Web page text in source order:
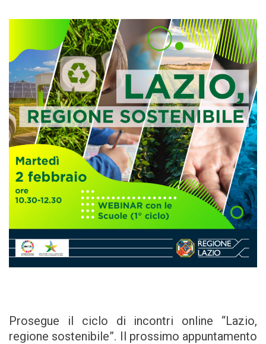
Prosegue il ciclo di incontri online “Lazio,
regione sostenibile”. Il prossimo appuntamento